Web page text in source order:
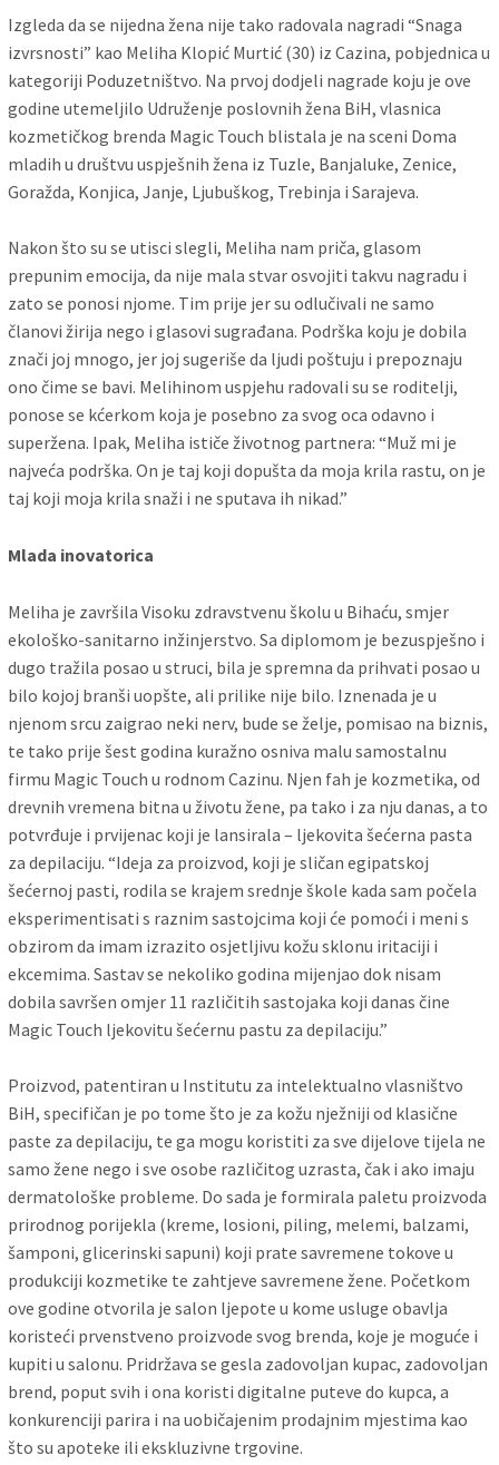
Izgleda da se nijedna žena nije tako radovala nagradi “Snaga
izvrsnosti” kao Meliha Klopić Murtić (30) iz Cazina, pobjednica u
kategoriji Poduzetništvo. Na prvoj dodjeli nagrade koju je ove
godine utemeljilo Udruženje poslovnih žena BiH, vlasnica
kozmetičkog brenda Magic Touch blistala je na sceni Doma
mladih u društvu uspješnih žena iz Tuzle, Banjaluke, Zenice,
Goražda, Konjica, Janje, Ljubuškog, Trebinja i Sarajeva.
Nakon što su se utisci slegli, Meliha nam priča, glasom
prepunim emocija, da nije mala stvar osvojiti takvu nagradu i
zato se ponosi njome. Tim prije jer su odlučivali ne samo
članovi žirija nego i glasovi sugrađana. Podrška koju je dobila
znači joj mnogo, jer joj sugeriše da ljudi poštuju i prepoznaju
ono čime se bavi. Melihinom uspjehu radovali su se roditelji,
ponose se kćerkom koja je posebno za svog oca odavno i
superžena. Ipak, Meliha ističe životnog partnera: “Muž mi je
najveća podrška. On je taj koji dopušta da moja krila rastu, on je
taj koji moja krila snaži i ne sputava ih nikad.”
Mlada inovatorica
Meliha je završila Visoku zdravstvenu školu u Bihaću, smjer
ekološko-sanitarno inžinjerstvo. Sa diplomom je bezuspješno i
dugo tražila posao u struci, bila je spremna da prihvati posao u
bilo kojoj branši uopšte, ali prilike nije bilo. Iznenada je u
njenom srcu zaigrao neki nerv, bude se želje, pomisao na biznis,
te tako prije šest godina kuražno osniva malu samostalnu
firmu Magic Touch u rodnom Cazinu. Njen fah je kozmetika, od
drevnih vremena bitna u životu žene, pa tako i za nju danas, a to
potvrđuje i prvijenac koji je lansirala – ljekovita šećerna pasta
za depilaciju. “Ideja za proizvod, koji je sličan egipatskoj
šećernoj pasti, rodila se krajem srednje škole kada sam počela
eksperimentisati s raznim sastojcima koji će pomoći i meni s
obzirom da imam izrazito osjetljivu kožu sklonu iritaciji i
ekcemima. Sastav se nekoliko godina mijenjao dok nisam
dobila savršen omjer 11 različitih sastojaka koji danas čine
Magic Touch ljekovitu šećernu pastu za depilaciju.”
Proizvod, patentiran u Institutu za intelektualno vlasništvo
BiH, specifičan je po tome što je za kožu nježniji od klasične
paste za depilaciju, te ga mogu koristiti za sve dijelove tijela ne
samo žene nego i sve osobe različitog uzrasta, čak i ako imaju
dermatološke probleme. Do sada je formirala paletu proizvoda
prirodnog porijekla (kreme, losioni, piling, melemi, balzami,
šamponi, glicerinski sapuni) koji prate savremene tokove u
produkciji kozmetike te zahtjeve savremene žene. Početkom
ove godine otvorila je salon ljepote u kome usluge obavlja
koristeći prvenstveno proizvode svog brenda, koje je moguće i
kupiti u salonu. Pridržava se gesla zadovoljan kupac, zadovoljan
brend, poput svih i ona koristi digitalne puteve do kupca, a
konkurenciji parira i na uobičajenim prodajnim mjestima kao
što su apoteke ili ekskluzivne trgovine.